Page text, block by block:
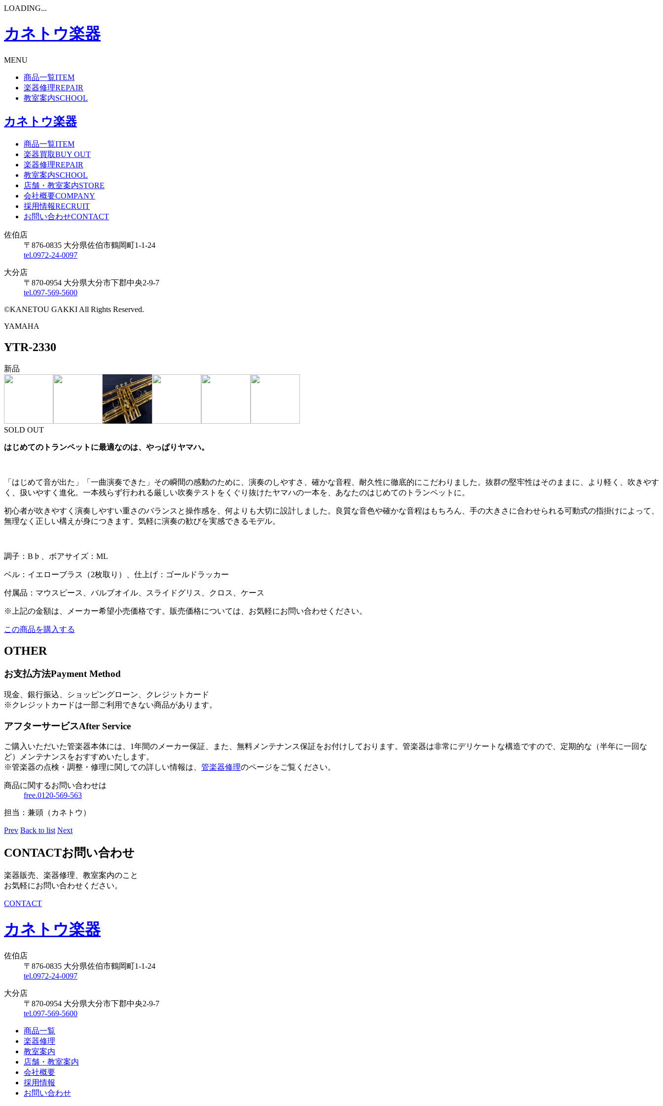
LOADING...
カネトウ楽器
MENU
商品一覧ITEM
楽器修理REPAIR
教室案内SCHOOL
カネトウ楽器
商品一覧ITEM
楽器買取BUY OUT
楽器修理REPAIR
教室案内SCHOOL
店舗・教室案内STORE
会社概要COMPANY
採用情報RECRUIT
お問い合わせCONTACT
佐伯店
〒876-0835 大分県佐伯市鶴岡町1-1-24
tel.0972-24-0097
大分店
〒870-0954 大分県大分市下郡中央2-9-7
tel.097-569-5600
©KANETOU GAKKI All Rights Reserved.
YAMAHA
YTR-2330
新品
SOLD OUT
はじめてのトランペットに最適なのは、やっぱりヤマハ。
「はじめて音が出た」「一曲演奏できた」その瞬間の感動のために、演奏のしやすさ、確かな音程、耐久性に徹底的にこだわりました。抜群の堅牢性はそのままに、より軽く、吹きやす
く、扱いやすく進化。一本残らず行われる厳しい吹奏テストをくぐり抜けたヤマハの一本を、あなたのはじめてのトランペットに。
初心者が吹きやすく演奏しやすい重さのバランスと操作感を、何よりも大切に設計しました。良質な音色や確かな音程はもちろん、手の大きさに合わせられる可動式の指掛けによって、
無理なく正しい構えが身につきます。気軽に演奏の歓びを実感できるモデル。
調子：B♭、ボアサイズ：ML
ベル：イエローブラス（2枚取り）、仕上げ：ゴールドラッカー
付属品：マウスピース、バルブオイル、スライドグリス、クロス、ケース
※上記の金額は、メーカー希望小売価格です。販売価格については、お気軽にお問い合わせください。
この商品を購入する
OTHER
お支払方法Payment Method
現金、銀行振込、ショッピングローン、クレジットカード
※クレジットカードは一部ご利用できない商品があります。
アフターサービスAfter Service
ご購入いただいた管楽器本体には、1年間のメーカー保証、また、無料メンテナンス保証をお付けしております。管楽器は非常にデリケートな構造ですので、定期的な（半年に一回な
ど）メンテナンスをおすすめいたします。
※管楽器の点検・調整・修理に関しての詳しい情報は、 管楽器修理のページをご覧ください。
商品に関するお問い合わせは
free.0120-569-563
担当：兼頭（カネトウ）
Prev Back to list Next
CONTACTお問い合わせ
楽器販売、楽器修理、教室案内のこと
お気軽にお問い合わせください。
CONTACT
カネトウ楽器
佐伯店
〒876-0835 大分県佐伯市鶴岡町1-1-24
tel.0972-24-0097
大分店
〒870-0954 大分県大分市下郡中央2-9-7
tel.097-569-5600
商品一覧
楽器修理
教室案内
店舗・教室案内
会社概要
採用情報
お問い合わせ